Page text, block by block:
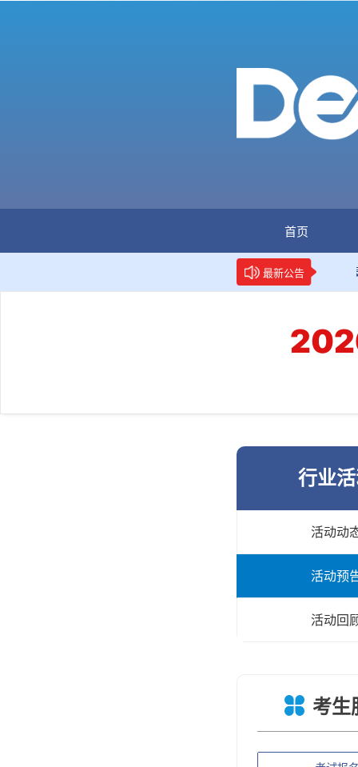
首页
最新公告
新华网权威报道：两项数
行业
活动动
活动预
活动回
考生